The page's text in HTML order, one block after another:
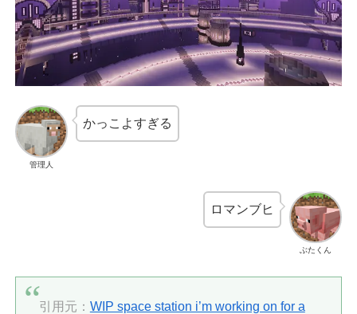
管理人
かっこよすぎる
ぶたくん
ロマンブヒ
引用元： WIP space station i’m working on for a